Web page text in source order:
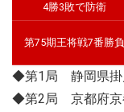
4勝3敗で防衛
第75期王将戦7番勝負
◆第1局 静岡県掛
◆第2局 京都府京